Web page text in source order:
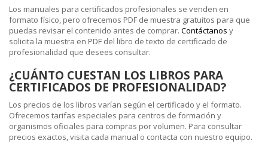
Los manuales para certificados profesionales se venden en
formato físico, pero ofrecemos PDF de muestra gratuitos para que
puedas revisar el contenido antes de comprar. Contáctanos y
solicita la muestra en PDF del libro de texto de certificado de
profesionalidad que desees consultar.
¿CUÁNTO CUESTAN LOS LIBROS PARA
CERTIFICADOS DE PROFESIONALIDAD?
Los precios de los libros varían según el certificado y el formato.
Ofrecemos tarifas especiales para centros de formación y
organismos oficiales para compras por volumen. Para consultar
precios exactos, visita cada manual o contacta con nuestro equipo.